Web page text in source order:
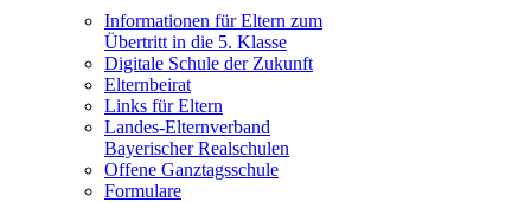
Informationen für Eltern zum
Übertritt in die 5. Klasse
Digitale Schule der Zukunft
Elternbeirat
Links für Eltern
Landes-Elternverband
Bayerischer Realschulen
Offene Ganztagsschule
Formulare